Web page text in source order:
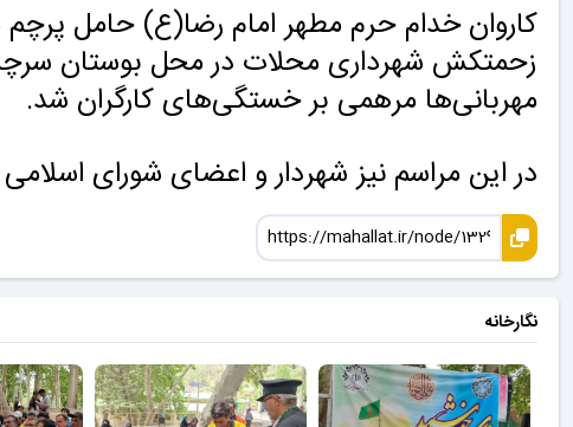
کاروان خدام حرم مطهر امام رضا(ع) حامل پرچم
زحمتکش شهرداری محلات در محل بوستان
مهربانی‌ها مرهمی بر خستگی‌های کارگران شد.
در این مراسم نیز شهردار و اعضای شورای
نگارخانه